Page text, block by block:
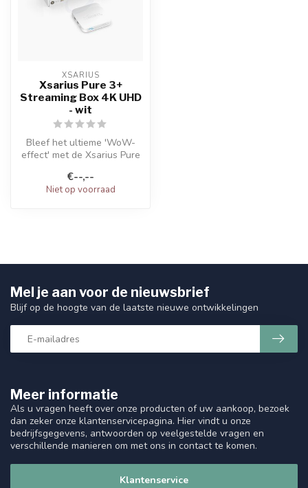
XSARIUS
Xsarius Pure 3+
Streaming Box 4K UHD
- wit
Bleef het ultieme 'WoW-
effect' met de Xsarius Pure
in...
€--,--
Niet op voorraad
Meer informatie
Als u vragen heeft over onze producten of uw aankoop, bezoek
dan zeker onze klantenservicepagina. Hier vindt u onze
bedrijfsgegevens, antwoorden op veelgestelde vragen en
verschillende manieren om met ons in contact te komen.
Klantenservice
Mel je aan voor de nieuwsbrief
Blijf op de hoogte van de laatste nieuwe ontwikkelingen